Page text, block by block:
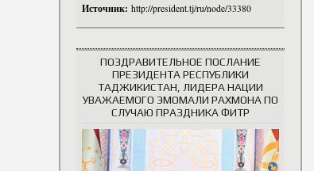
Источник: http://president.tj/ru/node/33380
ПОЗДРАВИТЕЛЬНОЕ ПОСЛАНИЕ
ПРЕЗИДЕНТА РЕСПУБЛИКИ
ТАДЖИКИСТАН, ЛИДЕРА НАЦИИ
УВАЖАЕМОГО ЭМОМАЛИ РАХМОНА ПО
СЛУЧАЮ ПРАЗДНИКА ФИТР